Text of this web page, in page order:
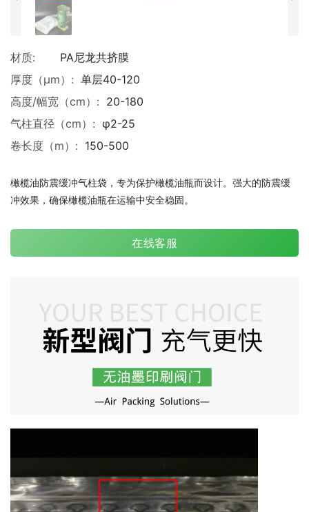
材质:
PA尼龙共挤膜
厚度（μm）: 单层40-120
高度/幅宽（cm）: 20-180
气柱直径（cm）: φ2-25
卷长度（m）: 150-500
橄榄油防震缓冲气柱袋，专为保护橄榄油瓶而设计。强大的防震缓
冲效果，确保橄榄油瓶在运输中安全稳固。
在线客服